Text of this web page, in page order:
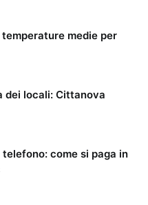
medie per
dei locali: Cittanova
come si paga in